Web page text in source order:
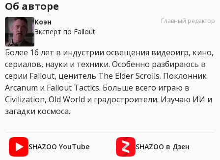
Об авторе
Коэн
Эксперт по Fallout
Главный редактор
Более 16 лет в индустрии освещения видеоигр, кино,
сериалов, науки и техники. Особенно разбираюсь в
серии Fallout, ценитель The Elder Scrolls. Поклонник
Arcanum и Fallout Tactics. Больше всего играю в
Civilization, Old World и градостроители. Изучаю ИИ и
загадки космоса.
SHAZOO YouTube SHAZOO в Дзен